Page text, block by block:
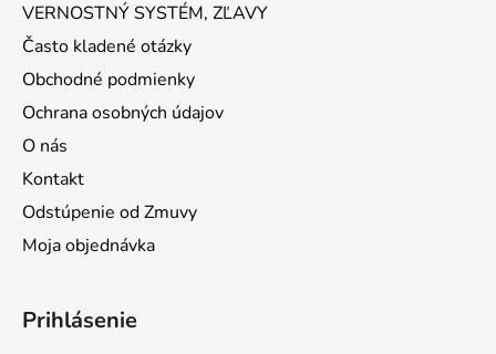
VERNOSTNÝ SYSTÉM, ZĽAVY
Často kladené otázky
Obchodné podmienky
Ochrana osobných údajov
O nás
Kontakt
Odstúpenie od Zmuvy
Moja objednávka
Prihlásenie